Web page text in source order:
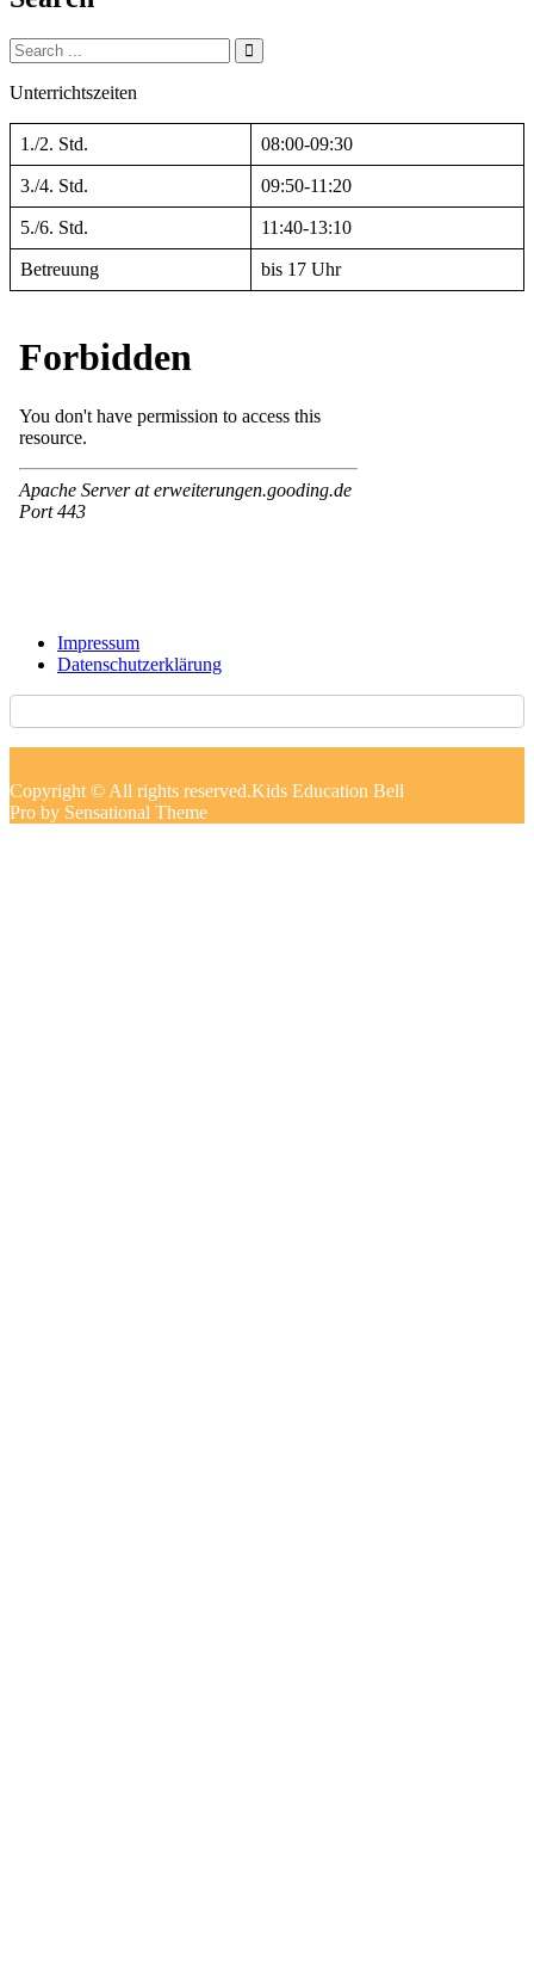
Search
for:
Unterrichtszeiten
1./2. Std. 08:00-09:30
3./4. Std. 09:50-11:20
5./6. Std. 11:40-13:10
Betreuung bis 17 Uhr
Impressum
Datenschutzerklärung
Copyright © All rights reserved.Kids Education Bell
Pro by Sensational Theme